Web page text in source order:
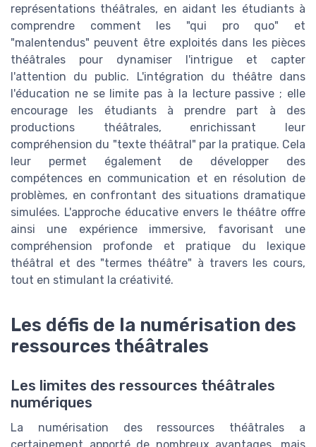
représentations théâtrales, en aidant les étudiants à
comprendre comment les "qui pro quo" et
"malentendus" peuvent être exploités dans les pièces
théâtrales pour dynamiser l'intrigue et capter
l'attention du public. L'intégration du théâtre dans
l'éducation ne se limite pas à la lecture passive ; elle
encourage les étudiants à prendre part à des
productions théâtrales, enrichissant leur
compréhension du "texte théâtral" par la pratique. Cela
leur permet également de développer des
compétences en communication et en résolution de
problèmes, en confrontant des situations dramatique
simulées. L'approche éducative envers le théâtre offre
ainsi une expérience immersive, favorisant une
compréhension profonde et pratique du lexique
théâtral et des "termes théâtre" à travers les cours,
tout en stimulant la créativité.
Les défis de la numérisation des
ressources théâtrales
Les limites des ressources théâtrales
numériques
La numérisation des ressources théâtrales a